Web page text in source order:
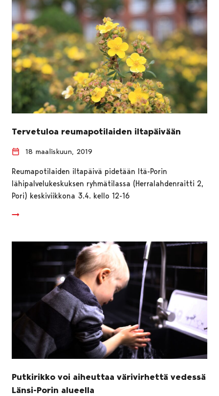
Tervetuloa reumapotilaiden iltapäivään
18 maaliskuun, 2019
Reumapotilaiden iltapäivä pidetään Itä-Porin
lähipalvelukeskuksen ryhmätilassa (Herralahdenraitti 2,
Pori) keskiviikkona 3.4. kello 12-16
Putkirikko voi aiheuttaa värivirhettä vedessä
Länsi-Porin alueella